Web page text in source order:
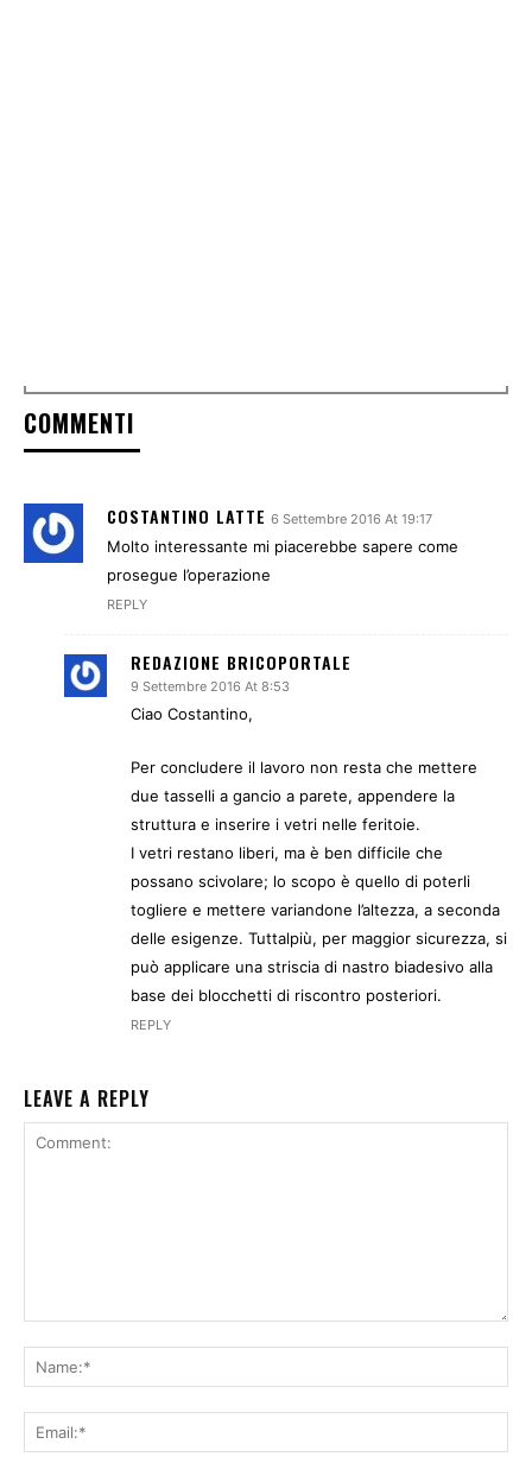
COMMENTI
COSTANTINO LATTE 6 Settembre 2016 At 19:17
Molto interessante mi piacerebbe sapere come
prosegue l’operazione
REPLY
REDAZIONE BRICOPORTALE
9 Settembre 2016 At 8:53
Ciao Costantino,
Per concludere il lavoro non resta che mettere
due tasselli a gancio a parete, appendere la
struttura e inserire i vetri nelle feritoie.
I vetri restano liberi, ma è ben difficile che
possano scivolare; lo scopo è quello di poterli
togliere e mettere variandone l’altezza, a seconda
delle esigenze. Tuttalpiù, per maggior sicurezza, si
può applicare una striscia di nastro biadesivo alla
base dei blocchetti di riscontro posteriori.
REPLY
LEAVE A REPLY